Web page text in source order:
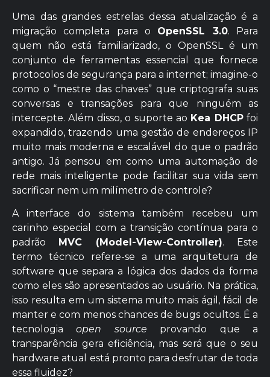
Uma das grandes estrelas dessa atualização é a
migração completa para o OpenSSL 3.0. Para
quem não está familiarizado, o OpenSSL é um
conjunto de ferramentas essencial que fornece
protocolos de segurança para a internet; imagine-o
como o “mestre das chaves” que criptografa suas
conversas e transações para que ninguém as
intercepte. Além disso, o suporte ao Kea DHCPfoi
expandido, trazendo uma gestão de endereços IP
muito mais moderna e escalável do que o padrão
antigo. Já pensou em como uma automação de
rede mais inteligente pode facilitar sua vida sem
sacrificar nem um milímetro de controle?
A interface do sistema também recebeu um
carinho especial com a transição contínua para o
padrão MVC (Model-View-Controller). Este
termo técnico refere-se a uma arquitetura de
software que separa a lógica dos dados da forma
como eles são apresentados ao usuário. Na prática,
isso resulta em um sistema muito mais ágil, fácil de
manter e com menos chances de bugs ocultos. É a
tecnologiaopen source provando que a
transparência gera eficiência, mas será que o seu
hardware atual está pronto para desfrutar de toda
essa fluidez?